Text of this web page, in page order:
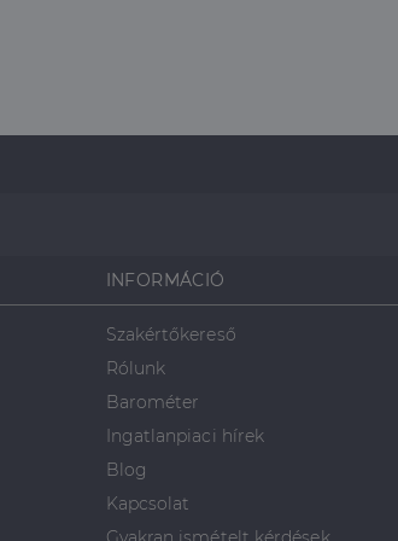
INFORMÁCIÓ
Szakértőkereső
Rólunk
Barométer
Ingatlanpiaci hírek
Blog
Kapcsolat